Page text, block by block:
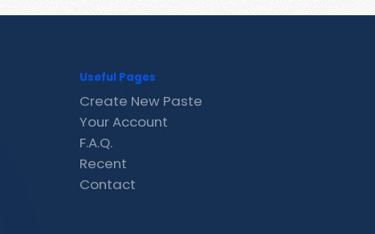
Useful Pages
Create New Paste
Your Account
F.A.Q.
Recent
Contact